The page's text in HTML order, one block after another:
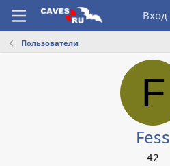
Вход
Пользователи
F
Fess
42